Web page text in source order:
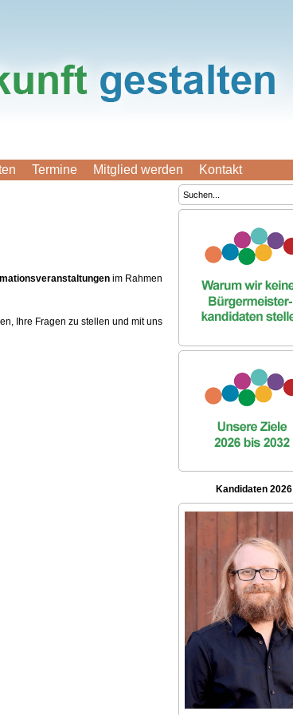
Termine Mit­glied werden Kontakt
im Rahmen
Ihre Fragen zu stellen und mit uns
Kan­di­da­ten 2026